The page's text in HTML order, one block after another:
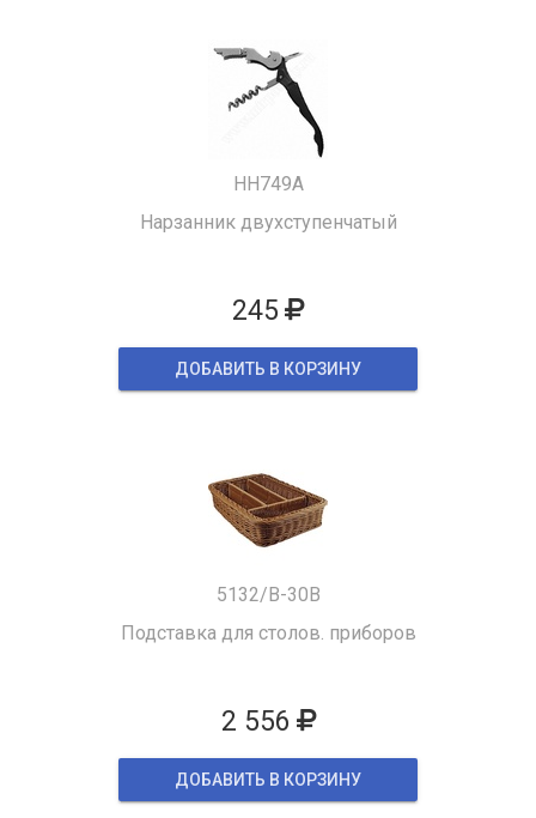
HH749A
Нарзанник двухступенчатый
245
ДОБАВИТЬ В КОРЗИНУ
5132/B-30B
Подставка для столов. приборов
2 556
ДОБАВИТЬ В КОРЗИНУ